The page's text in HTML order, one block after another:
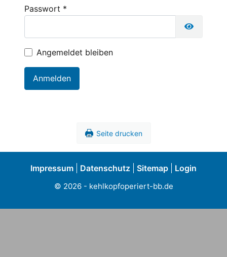
Passwort *
Angemeldet bleiben
Anmelden
Seite drucken
Impressum Datenschutz Sitemap Login
© 2026- kehlkopfoperiert-bb.de